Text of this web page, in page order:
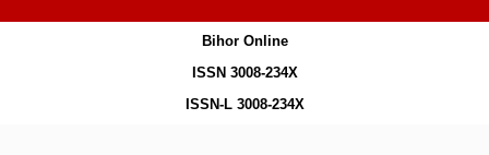
Bihor Online
ISSN 3008-234X
ISSN-L 3008-234X